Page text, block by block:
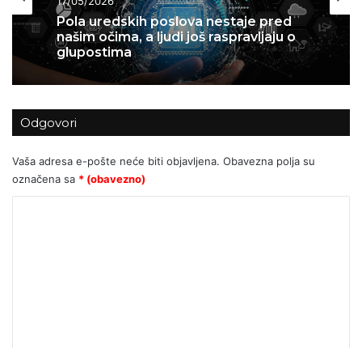
17/05/2026
našim očima, a ljudi još raspravljaju o
glupostima
12/05/2026
Bakić: Hrvatsko tržište kapitala pred
eksplozijom?
Odgovori
Vaša adresa e-pošte neće biti objavljena. Obavezna polja su
označena sa * (obavezno)